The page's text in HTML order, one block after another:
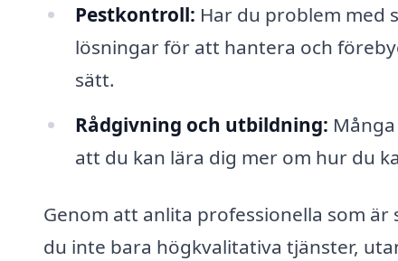
Pestkontroll: Har du problem med
lösningar för att hantera och
sätt.
Rådgivning och utbildning:
att du kan lära dig mer om hur du
Genom att anlita professionella som
du inte bara högkvalitativa tjänster,